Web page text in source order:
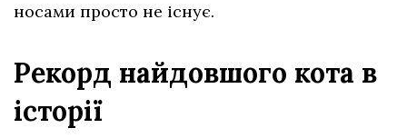
носами просто не існує.
Рекорд найдовшого кота в
історії